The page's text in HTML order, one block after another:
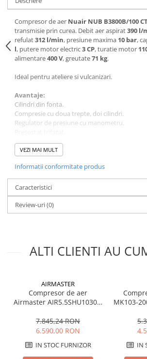
Plase si folii pentru gradinarit
Alte unelte de gradinarit
Echipamente de protectie pentru
gradina
Casti de protectie
Ochelari de protectie
Electrice si Iluminat
Sisteme fotovoltaice
Prize & Prelungitoare
Masini de sapat santuri (Trenchere)
Foreze pentru subtraversari
Accesorii pentru santier
Tubulatura evacuare deseuri
Parapeti rutieri
Compresor de aer Nuair NUB B3800B/100
transmisie prin curea. Debit aer aspirat390 l/
refulat312 l/min, presiune maxima 10 bar,
l, putere motor electric3 CP, turatie motor
alimentare400 V, greutate71 kg.
Ideal pentru ateliere si vulcanizari.
Avantaje:
Cilindri din fonta.
Compresie cu doua trepte, doi cilindri.
Regulator de presiune cu manometru.
Motor electric cu protectie termica.
Turatie redusa.
Date tehnice:
Tensiune alimentare: 400 V / 50 Hz
Putere: 2.2 kW / 3 CP
Turatie motor: 1100 rpm
Debit aer aspirat: 390 l/min
Nivel de zgomot: 96 dB
VEZI MAI MULT
Informatii conformitate produs
Caracteristici
Review-uri(0)
ALTI CLIENTI AU
AIRMASTER
Compresor de aer
Airmaster AIR5.5SHU10300,
L/min, 300 litri
7.845,24 RON
6.590,00 RON
IN STOC FURNIZOR
MK103-
IN